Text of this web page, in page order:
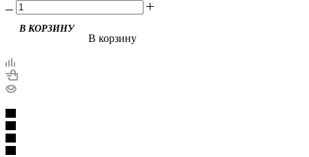
В корзину